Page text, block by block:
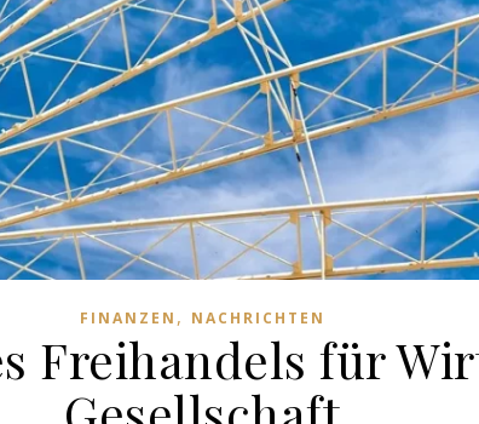
FINANZEN , NACHRICHTEN
Freihandels für